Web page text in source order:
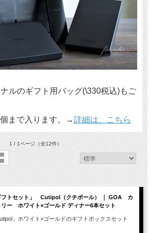
ナルのギフト用バッグ(\330税込)もご
まで入ります。→詳細は、こちら
1 / 1ページ（全12件）
フトセット」 Cutipol（クチポール） ｜ GOA カ
リー ホワイト×ゴールド ディナー6本セット
」ホワイト×ゴールドのギフトボックスセット